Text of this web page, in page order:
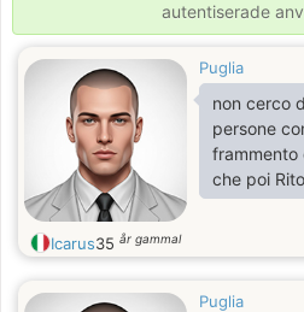
autentiserade
Puglia
non cerco
persone
frammento
che poi
Icarus35 år gammal
Puglia